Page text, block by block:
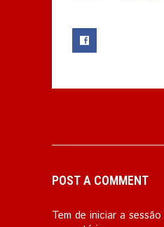
POST A COMMENT
Tem de iniciar a sessão